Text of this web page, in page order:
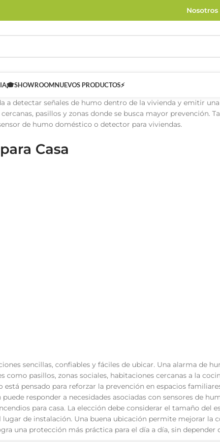
Nosotros
SHOWROOMNUEVOS PRODUCTOS⚡
a detectar señales de humo dentro de la vivienda y emitir
pasillos y zonas donde se busca mayor prevención.
de humo doméstico o detector para viviendas.
Casa
sencillas, confiables y fáciles de ubicar. Una alarma de
como pasillos, zonas sociales, habitaciones cercanas a la
pensado para reforzar la prevención en espacios
responder a necesidades asociadas con sensores de
para casa. La elección debe considerar el tamaño del
de instalación. Una buena ubicación permite mejorar la
una protección más práctica para el día a día, sin depender